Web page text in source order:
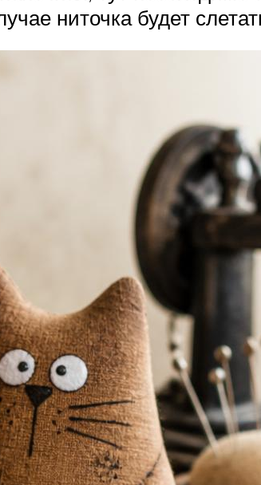
ниточка будет